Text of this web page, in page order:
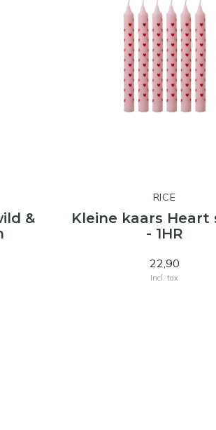
&
RICE
Kleine kaars Heart
- 1HR
22,90
Incl. tax